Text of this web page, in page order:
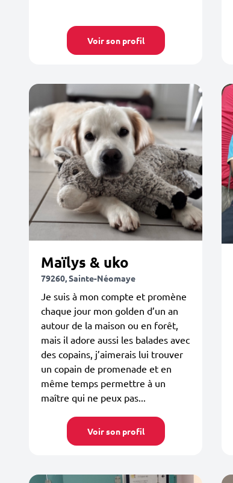
Voir son profil
Maïlys & uko
79260, Sainte-Néomaye
Je suis à mon compte et promène
chaque jour mon golden d’un an
autour de la maison ou en forêt,
mais il adore aussi les balades avec
des copains, j’aimerais lui trouver
un copain de promenade et en
même temps permettre à un
maître qui ne peux pas...
Voir son profil